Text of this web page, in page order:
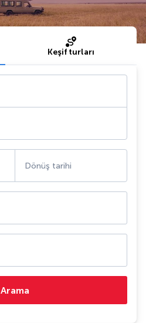
Keşif turları
Dönüş tarihi
Arama